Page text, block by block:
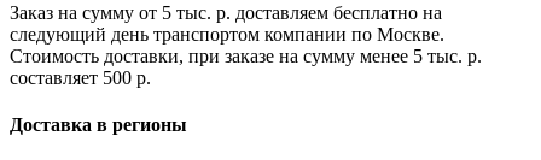
Заказ на сумму от 5 тыс. р. доставляем бесплатно на
следующий день транспортом компании по Москве.
Стоимость доставки, при заказе на сумму менее 5 тыс. р.
составляет 500 р.
Доставка в регионы